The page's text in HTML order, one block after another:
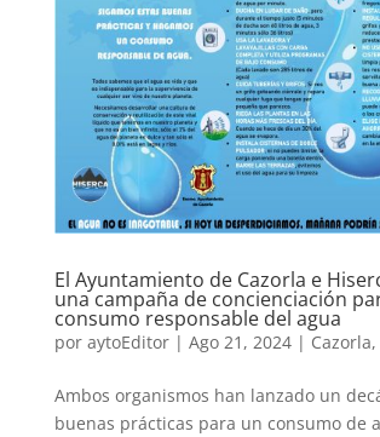
El Ayuntamiento de Cazorla e
una campaña de concienciación
consumo responsable del agua
por aytoEditor| Ago 21, 2024| Cazorla,
Ambos organismos han lanzado un
buenas prácticas para un consumo de